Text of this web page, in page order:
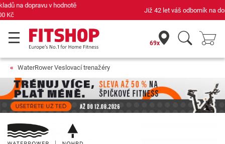
Již 42 let váš odborník na domácí fitness
69x
WaterRower Veslovací trenažéry